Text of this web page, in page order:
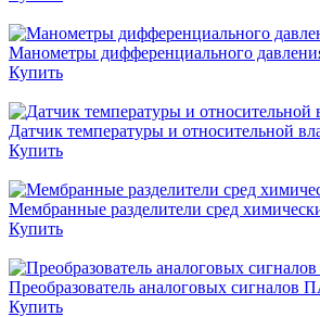
Манометры дифференциального
Купить
Датчик температуры и относительной
Купить
Мембранные разделители сред
Купить
Преобразователь аналоговых сигналов
Купить